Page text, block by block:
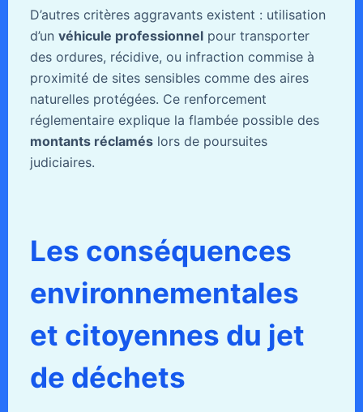
D’autres critères aggravants existent : utilisation
d’un véhicule professionnelpour transporter
des ordures, récidive, ou infraction commise à
proximité de sites sensibles comme des aires
naturelles protégées. Ce renforcement
réglementaire explique la flambée possible des
montants réclaméslors de poursuites
judiciaires.
Les conséquences
environnementales
et citoyennes du jet
de déchets